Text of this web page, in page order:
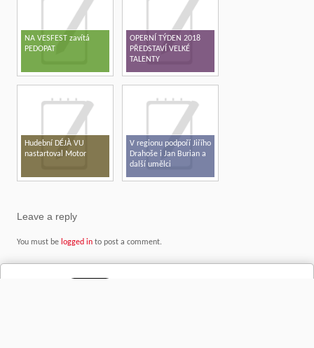
NA VESFEST zavítá
PEDOPAT
OPERNÍ TÝDEN 2018
PŘEDSTAVÍ VELKÉ
TALENTY
Hudební DÉJÀ VU
nastartoval Motor
V regionu podpoří Jiřího
Drahoše i Jan Burian a
další umělci
Leave a reply
You must be logged into post a comment.